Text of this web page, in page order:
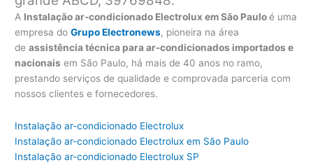
A Instalação ar-condicionado Electrolux em São Pauloé uma
empresa doGrupo Electronews, pioneira na área
deassistência técnica para ar-condicionados importados e
nacionais em São Paulo, há mais de 40 anos no ramo,
prestando serviços de qualidade e comprovada parceria com
nossos clientes e fornecedores.
Instalação ar-condicionado Electrolux
Instalação ar-condicionado Electrolux em São Paulo
Instalação ar-condicionado Electrolux SP